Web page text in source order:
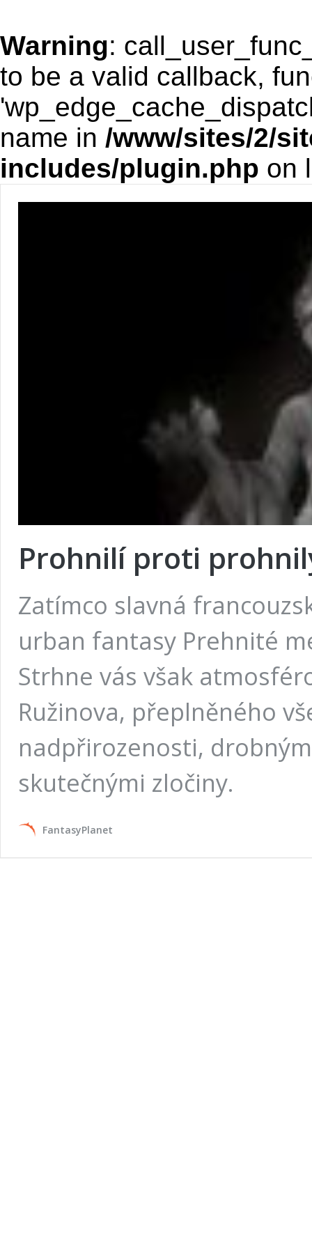
Warning:
to be a valid callback,
name in /www/sites/2/
includes/plugin.php on
Prohnilí proti
Zatímco slavná
urban fantasy Prehnité
Strhne vás však
Ružinova, přeplněného
nadpřirozenosti,
skutečnými zločiny.
FantasyPlanet